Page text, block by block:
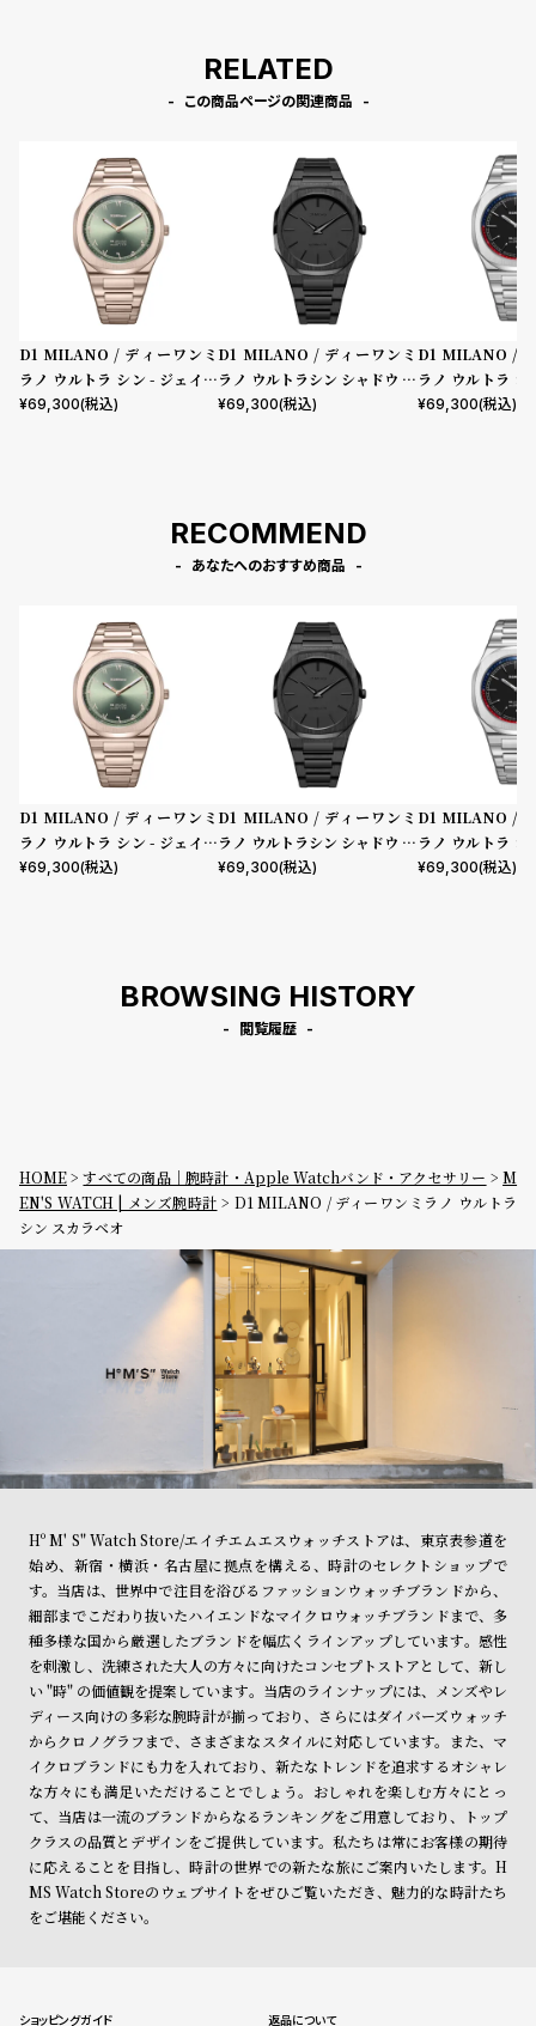
RELATED
この商品ページの関連商品
D1 MILANO / ディーワンミ
ラノ ウルトラ シン - ジェイド
ミラージュ
¥69,300(税込)
D1 MILANO / ディーワンミ
ラノ ウルトラシン シャドウ プ
ロジェクトシャドウ
¥69,300(税込)
D1 MILANO /
ラノ ウルトラ シ
ク オキシモア
¥69,300(税込)
RECOMMEND
あなたへのおすすめ商品
D1 MILANO / ディーワンミ
ラノ ウルトラ シン - ジェイド
ミラージュ
¥69,300(税込)
D1 MILANO / ディーワンミ
ラノ ウルトラシン シャドウ プ
ロジェクトシャドウ
¥69,300(税込)
D1 MILANO /
ラノ ウルトラ シ
ク オキシモア
¥69,300(税込)
BROWSING HISTORY
閲覧履歴
HOME すべての商品｜腕時計・Apple Watchバンド・アクセサリー
M
EN'S WATCH | メンズ腕時計
D1 MILANO / ディーワンミラノ ウルトラ
シン スカラベオ
Hº M' S" Watch Store/エイチエムエスウォッチストアは、東京表参道を
始め、新宿・横浜・名古屋に拠点を構える、時計のセレクトショップで
す。当店は、世界中で注目を浴びるファッションウォッチブランドから、
細部までこだわり抜いたハイエンドなマイクロウォッチブランドまで、多
種多様な国から厳選したブランドを幅広くラインアップしています。感性
を刺激し、洗練された大人の方々に向けたコンセプトストアとして、新し
い "時" の価値観を提案しています。当店のラインナップには、メンズやレ
ディース向けの多彩な腕時計が揃っており、さらにはダイバーズウォッチ
からクロノグラフまで、さまざまなスタイルに対応しています。また、マ
イクロブランドにも力を入れており、新たなトレンドを追求するオシャレ
な方々にも満足いただけることでしょう。おしゃれを楽しむ方々にとっ
て、当店は一流のブランドからなるランキングをご用意しており、トップ
クラスの品質とデザインをご提供しています。私たちは常にお客様の期待
に応えることを目指し、時計の世界での新たな旅にご案内いたします。H
MS Watch Storeのウェブサイトをぜひご覧いただき、魅力的な時計たち
をご堪能ください。
ショッピングガイド 返品について